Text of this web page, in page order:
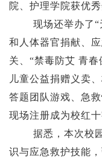
院、护理学院获优秀
现场还举办了“
和人体器官捐献、
关、“禁毒防艾 青
儿童公益捐赠义卖
答题团队游戏、急
现场注册成为校红十
据悉，本次校
识与应急救护技能